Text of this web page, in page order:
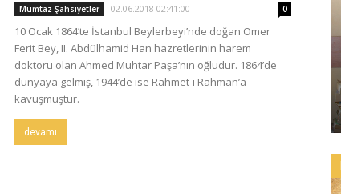
Mümtaz Şahsiyetler 02.06.2018 02:41:00 0
10 Ocak 1864’te İstanbul Beylerbeyi’nde doğan Ömer
Ferit Bey, II. Abdülhamid Han hazretlerinin harem
doktoru olan Ahmed Muhtar Paşa’nın oğludur. 1864’de
dünyaya gelmiş, 1944’de ise Rahmet-i Rahman’a
kavuşmuştur.
devamı